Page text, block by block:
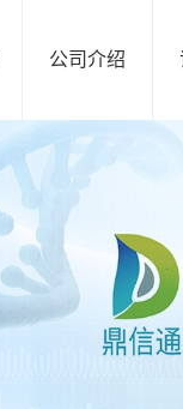
公司介绍